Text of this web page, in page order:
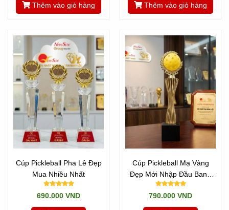
Thêm vào giỏ hàng Thêm vào giỏ hàng
Cúp Pickleball Pha Lê Đẹp
Mua Nhiều Nhất
690.000 VND
Cúp Pickleball Mạ Vàng
Đẹp Mới Nhập Đầu Banh
Pick 2
790.000 VND